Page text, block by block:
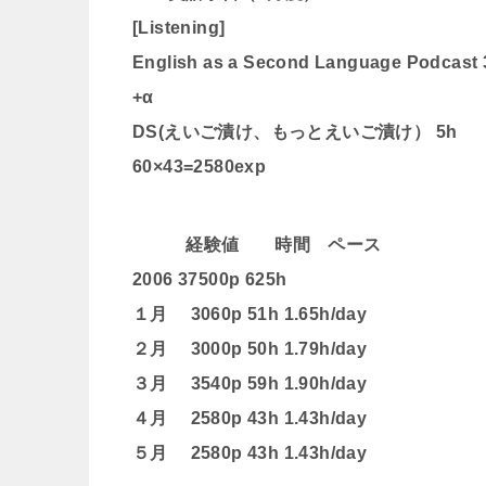
[Listening]
English as a Second Language Podcast
+α
DS(えいご漬け、もっとえいご漬け） 5h
60×43=2580exp
経験値 時間 ペース
2006 37500p 625h
１月 3060p 51h 1.65h/day
２月 3000p 50h 1.79h/day
３月 3540p 59h 1.90h/day
４月 2580p 43h 1.43h/day
５月 2580p 43h 1.43h/day